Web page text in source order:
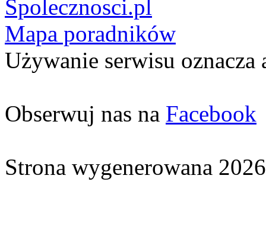
Spolecznosci.pl
Mapa poradników
Używanie serwisu oznacza
Obserwuj nas na Facebook
Strona wygenerowana